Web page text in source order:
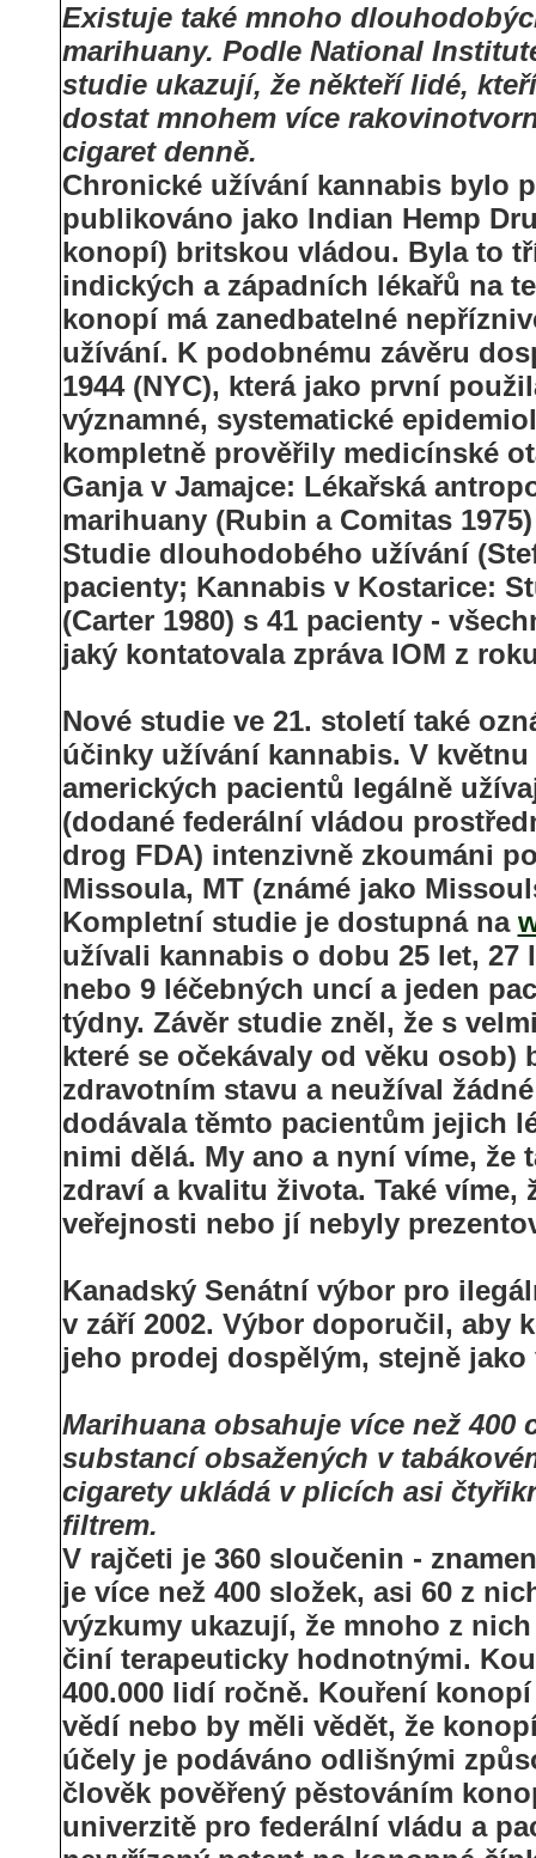
Existuje také mnoho
marihuany. Podle National
studie ukazují, že někteří lidé,
dostat mnohem více
cigaret denně.
Chronické užívání kannabis bylo
publikováno jako Indian Hemp
konopí) britskou vládou. Byla to
indických a západních lékařů na
konopí má zanedbatelné
užívání. K podobnému závěru
1944 (NYC), která jako první
významné, systematické
kompletně prověřily medicínské
Ganja v Jamajce: Lékařská
marihuany (Rubin a Comitas
Studie dlouhodobého užívání
pacienty; Kannabis v Kostarice:
(Carter 1980) s 41 pacienty -
jaký kontatovala zpráva IOM z
Nové studie ve 21. století také
účinky užívání kannabis. V
amerických pacientů legálně
(dodané federální vládou
drog FDA) intenzivně zkoumáni
Missoula, MT (známé jako
Kompletní studie je dostupná na
užívali kannabis o dobu 25 let, 27
nebo 9 léčebných uncí a jeden
týdny. Závěr studie zněl, že s
které se očekávaly od věku osob)
zdravotním stavu a neužíval
dodávala těmto pacientům jejich
nimi dělá. My ano a nyní víme, že
zdraví a kvalitu života. Také
veřejnosti nebo jí nebyly
Kanadský Senátní výbor pro
v září 2002. Výbor doporučil, aby
jeho prodej dospělým, stejně
Marihuana obsahuje více než
substancí obsažených v
cigarety ukládá v plicích asi
filtrem.
V rajčeti je 360 sloučenin -
je více než 400 složek, asi 60 z
výzkumy ukazují, že mnoho z
činí terapeuticky hodnotnými.
400.000 lidí ročně. Kouření
vědí nebo by měli vědět, že
účely je podáváno odlišnými
člověk pověřený pěstováním
univerzitě pro federální vládu a